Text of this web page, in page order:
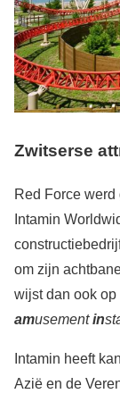
Zwitserse
Red Force
Intamin
om zijn
wijst dan ook
amusementin
Intamin heeft
Azië en de